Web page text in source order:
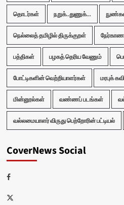
தொடர்கள் நறுக்..துணுக்...
நெல்லைத் தமிழில் திருக்குறள்
பத்திகள் பழகத் தெரிய வேணும்
போட்டிகளின் வெற்றியாளர்கள் மரபுக்
மின்னூல்கள் வண்ணப் படங்கள்
வல்லமையாளர் விருது பெற்றோரின் பட்டியல்
CoverNews Social
Facebook
Twitter